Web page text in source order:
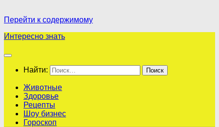
Перейти к содержимому
Интересно знать
Найти:
Животные
Здоровье
Рецепты
Шоу бизнес
Гороскоп